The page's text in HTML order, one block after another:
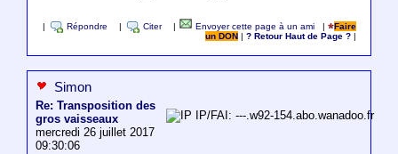
Répondre Citer Envoyer cette page à un ami |
Faire
un DON
|? Retour Haut de Page ?
Simon
Re: Transposition des
gros vaisseaux
mercredi 26 juillet 2017
09:30:06
IP/FAI: ---.w92-154.abo.wanadoo.fr